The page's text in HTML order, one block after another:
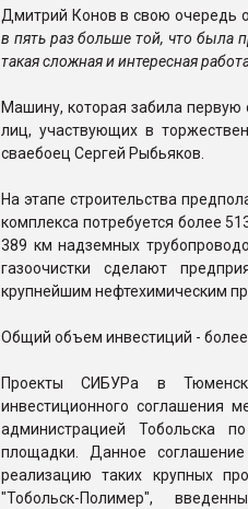
Дмитрий Конов в свою очередь
в пять раз больше той, что была
такая сложная и интересная
Машину, которая забила
лиц, участвующих в
сваебоец Сергей Рыбьяков.
На этапе строительства
комплекса потребуется более
389 км надземных
газоочистки сделают
крупнейшим нефтехимическим
Общий объем инвестиций -
Проекты СИБУРа в
инвестиционного соглашения
администрацией Тобольска
площадки. Данное соглашение
реализацию таких крупных
"Тобольск-Полимер",